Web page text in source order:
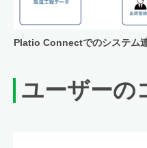
Platio Connectでのシステム
ユーザーの